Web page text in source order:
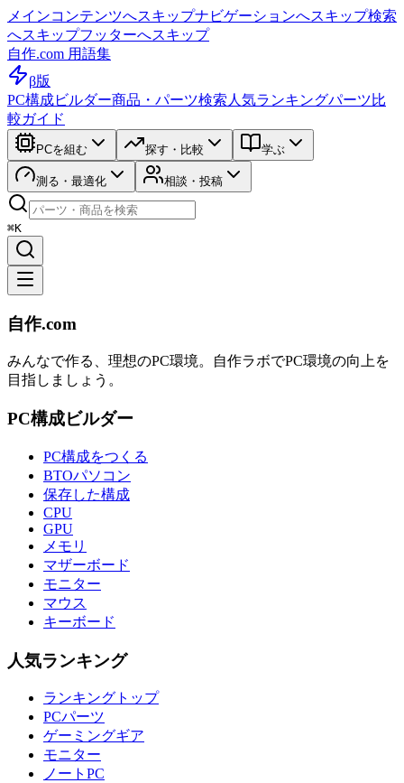
メインコンテンツへスキップナビゲーションへスキップ検索
へスキップフッターへスキップ
自作.com 用語集
β版
PC構成ビルダー商品・パーツ検索 人気ランキングパーツ比
較ガイド
PCを組む 探す・比較 学ぶ
測る・最適化 相談・投稿
⌘K
自作.com
みんなで作る、理想のPC環境。 自作ラボでPC環境の向上を
目指しましょう。
PC構成ビルダー
PC構成をつくる
BTOパソコン
保存した構成
CPU
GPU
メモリ
マザーボード
モニター
マウス
キーボード
人気ランキング
ランキングトップ
PCパーツ
ゲーミングギア
モニター
ノートPC